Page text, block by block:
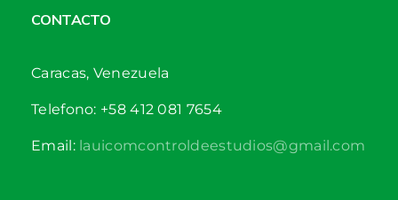
CONTACTO
Caracas, Venezuela
Telefono: +58 412 081 7654
Email:lauicomcontroldeestudios@gmail.com